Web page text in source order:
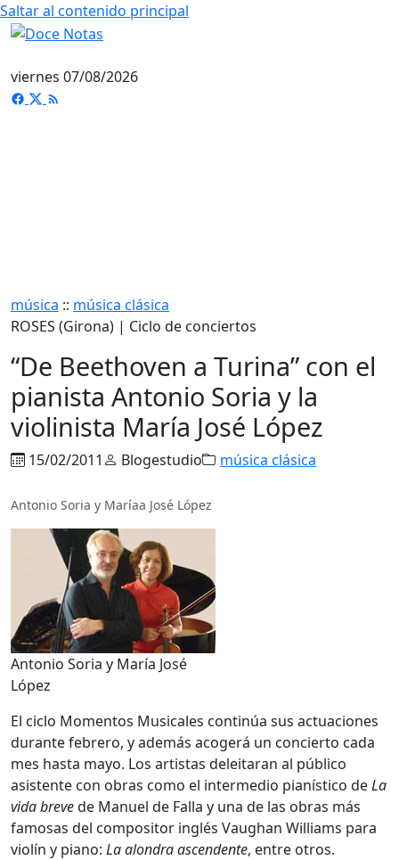
Saltar al contenido principal
viernes 07/08/2026
música :: música clásica
ROSES (Girona) | Ciclo de conciertos
“De Beethoven a Turina” con el
pianista Antonio Soria y la
violinista María José López
15/02/2011 Blogestudio música clásica
Antonio Soria y Maríaa José López
Antonio Soria y María José
López
El ciclo Momentos Musicales continúa sus actuaciones
durante febrero, y además acogerá un concierto cada
mes hasta mayo. Los artistas deleitaran al público
asistente con obras como el intermedio pianístico deLa
vida brevede Manuel de Falla y una de las obras más
famosas del compositor inglés Vaughan Williams para
violín y piano: La alondra ascendente, entre otros.